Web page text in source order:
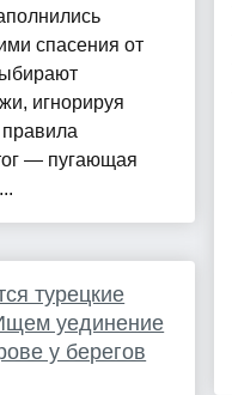
спасения от
игнорируя
— пугающая
турецкие
уединение
у берегов